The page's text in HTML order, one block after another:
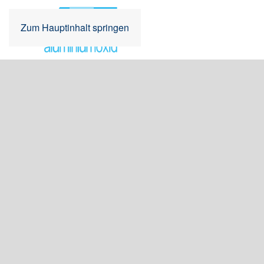
Zum Hauptinhalt springen